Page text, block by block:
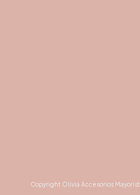
Copyright Olivia Accesorios